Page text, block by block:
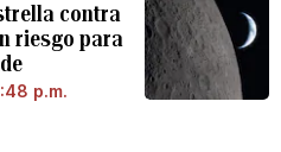
contra
riesgo para
p.m.